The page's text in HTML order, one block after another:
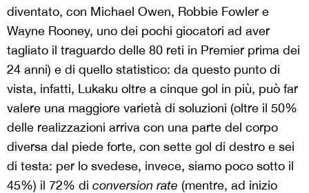
diventato, con Michael Owen, Robbie Fowler e
Wayne Rooney, uno dei pochi giocatori ad aver
tagliato il traguardo delle 80 reti in Premier prima dei
24 anni) e di quello statistico: da questo punto di
vista, infatti, Lukaku oltre a cinque gol in più, può far
valere una maggiore varietà di soluzioni (oltre il 50%
delle realizzazioni arriva con una parte del corpo
diversa dal piede forte, con sette gol di destro e sei
di testa: per lo svedese, invece, siamo poco sotto il
45%) il 72% di conversion rate (mentre, ad inizio